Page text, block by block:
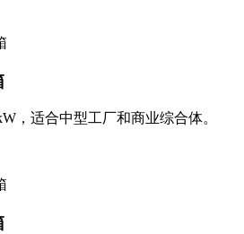
，适合中型工厂和商业综合体。